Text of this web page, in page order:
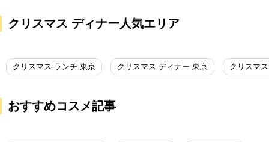
クリスマス ディナー人気エリア
クリスマス ランチ 東京 クリスマス ディナー 東京 クリスマ
おすすめコスメ記事